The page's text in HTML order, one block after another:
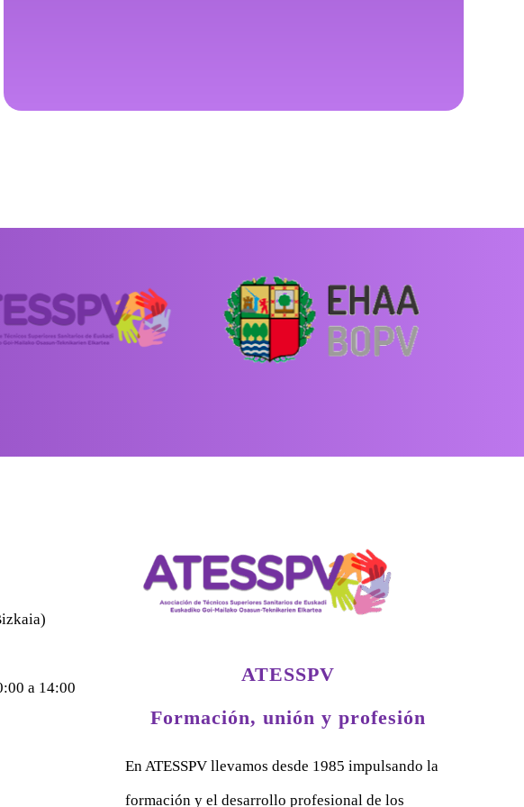
a 14:00
ATESSPV
Formación, unión y profesión
En ATESSPV llevamos desde 1985 impulsando la
formación y el desarrollo profesional de los